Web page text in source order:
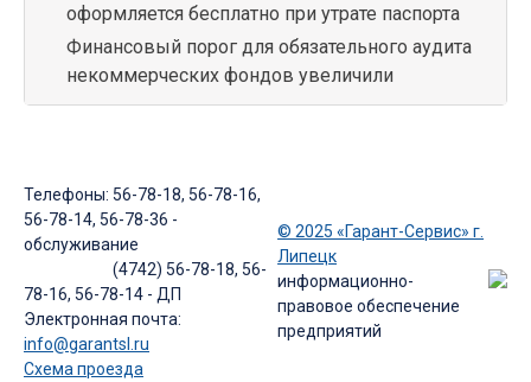
оформляется бесплатно при утрате паспорта
Финансовый порог для обязательного аудита
некоммерческих фондов увеличили
Телефоны: 56-78-18, 56-78-16,
56-78-14, 56-78-36 -
обслуживание
(4742) 56-78-18, 56-
78-16, 56-78-14 - ДП
Электронная почта:
info@garantsl.ru
Схема проезда
© 2025 «Гарант-Сервис» г.
Липецк
информационно-
правовое обеспечение
предприятий